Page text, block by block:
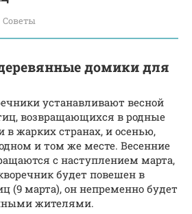
Советы
домики для
устанавливают весной
возвращающихся в родные
в жарких странах, и осенью,
и том же месте. Весенние
с наступлением марта,
будет повешен в
(9 марта), он непременно будет
жителями.